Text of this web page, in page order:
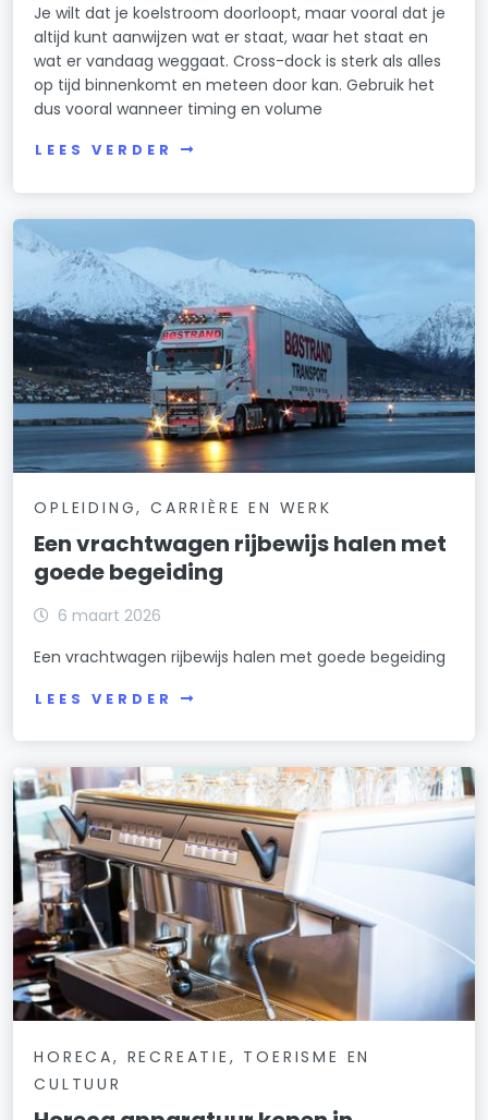
Je wilt dat je koelstroom doorloopt, maar vooral dat je
altijd kunt aanwijzen wat er staat, waar het staat en
wat er vandaag weggaat. Cross-dock is sterk als alles
op tijd binnenkomt en meteen door kan. Gebruik het
dus vooral wanneer timing en volume
LEES VERDER
OPLEIDING, CARRIÈRE EN WERK
Een vrachtwagen rijbewijs halen met
goede begeiding
6 maart 2026
Een vrachtwagen rijbewijs halen met goede begeiding
LEES VERDER
HORECA, RECREATIE, TOERISME EN
CULTUUR